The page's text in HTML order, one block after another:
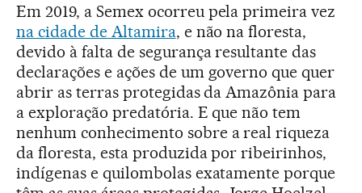
Em 2019, a Semex ocorreu pela primeira vez
na cidade de Altamira, e não na floresta,
devido à falta de segurança resultante das
declarações e ações de um governo que quer
abrir as terras protegidas da Amazônia para
a exploração predatória. E que não tem
nenhum conhecimento sobre a real riqueza
da floresta, esta produzida por ribeirinhos,
indígenas e quilombolas exatamente porque